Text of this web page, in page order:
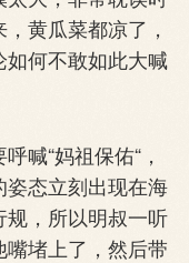
黄瓜菜都凉了，
何不敢如此大喊
“妈祖保佑“，
态立刻出现在海
规，所以明叔一听
堵上了，然后带